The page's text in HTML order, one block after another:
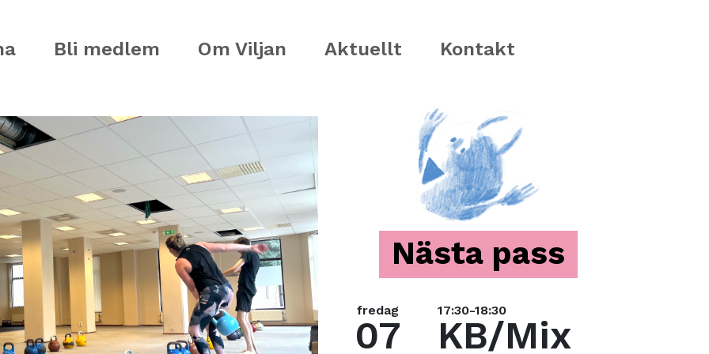
Bli medlem Om Viljan Aktuellt Kontakt
Nästa pass
fredag
07
17:30-18:30
KB/Mix